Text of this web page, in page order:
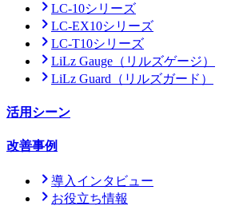
LC-10シリーズ
LC-EX10シリーズ
LC-T10シリーズ
LiLz Gauge （リルズゲージ）
LiLz Guard （リルズガード）
活用シーン
改善事例
導入インタビュー
お役立ち情報